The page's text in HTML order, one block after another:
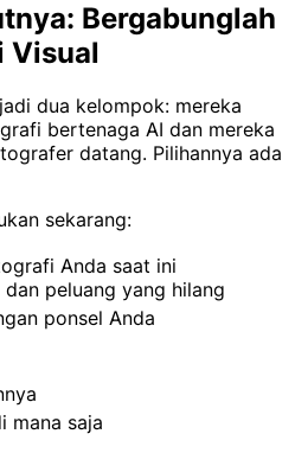
Bergabunglah
Visual
dua kelompok: mereka
bertenaga AI dan mereka
datang. Pilihannya ada
sekarang:
Anda saat ini
peluang yang hilang
ponsel Anda
mana saja